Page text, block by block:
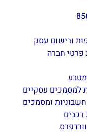
ורישום עסק
פרטי חברה
למסמכים עסקיים
ומסמכים
רכבים